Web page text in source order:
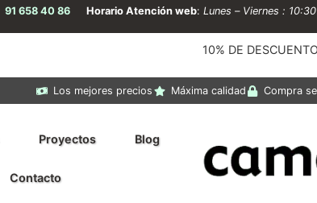
91 658 40 86 Horario Atención web: Lunes – Viernes :
10% DE
Los mejores precios Máxima calidad Compra
Proyectos Blog
Contacto